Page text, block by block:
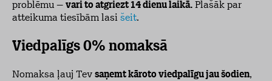
problēmu – vari to atgriezt 14 dienu laikā. Plašāk par
atteikuma tiesībām lasi šeit.
Viedpalīgs 0% nomaksā
Nomaksa ļauj Tev saņemt kāroto viedpalīgu jau šodien,